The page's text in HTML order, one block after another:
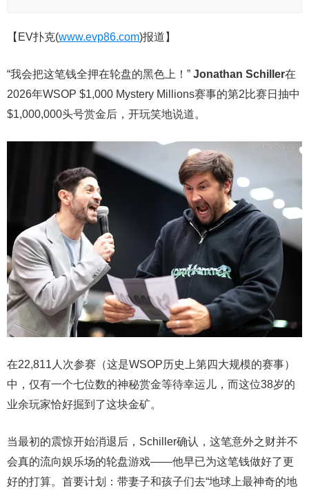
【EV扑克(www.evp86.com)报道】
“我会把这笔钱全押在轮盘的黑色上！” Jonathan Schiller在
2026年WSOP $1,000 Mystery Millions赛事的第2比赛日抽中
$1,000,000头号赏金后，开玩笑地说道。
在22,811人次参赛（这是WSOP历史上第四大规模的赛事）
中，仅有一个七位数的神秘赏金等待幸运儿，而这位38岁的
业余玩家恰好掘到了这块金矿。
当最初的震惊开始消退后，Schiller确认，这笔意外之财并不
会真的流向娱乐场的轮盘游戏——他早已为这笔钱做好了更
好的打算。首要计划：带妻子和孩子们去“地球上最神奇的地